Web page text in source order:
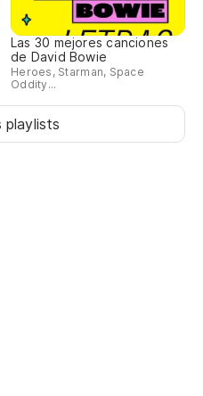
Las 30 mejores canciones
de David Bowie
Heroes, Starman, Space
Oddity...
playlists